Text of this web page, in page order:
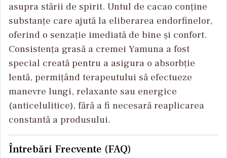
asupra stării de spirit. Untul de cacao conține
substanțe care ajută la eliberarea endorfinelor,
oferind o senzație imediată de bine și confort.
Consistența grasă a cremei Yamuna a fost
special creată pentru a asigura o absorbție
lentă, permițând terapeutului să efectueze
manevre lungi, relaxante sau energice
(anticelulitice), fără a fi necesară reaplicarea
constantă a produsului.
Întrebări Frecvente (FAQ)